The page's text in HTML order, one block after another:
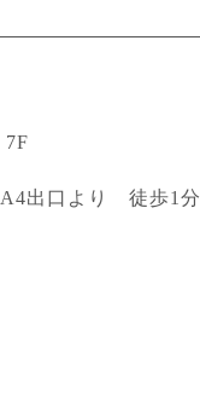
7F
A4出口より 徒歩1分